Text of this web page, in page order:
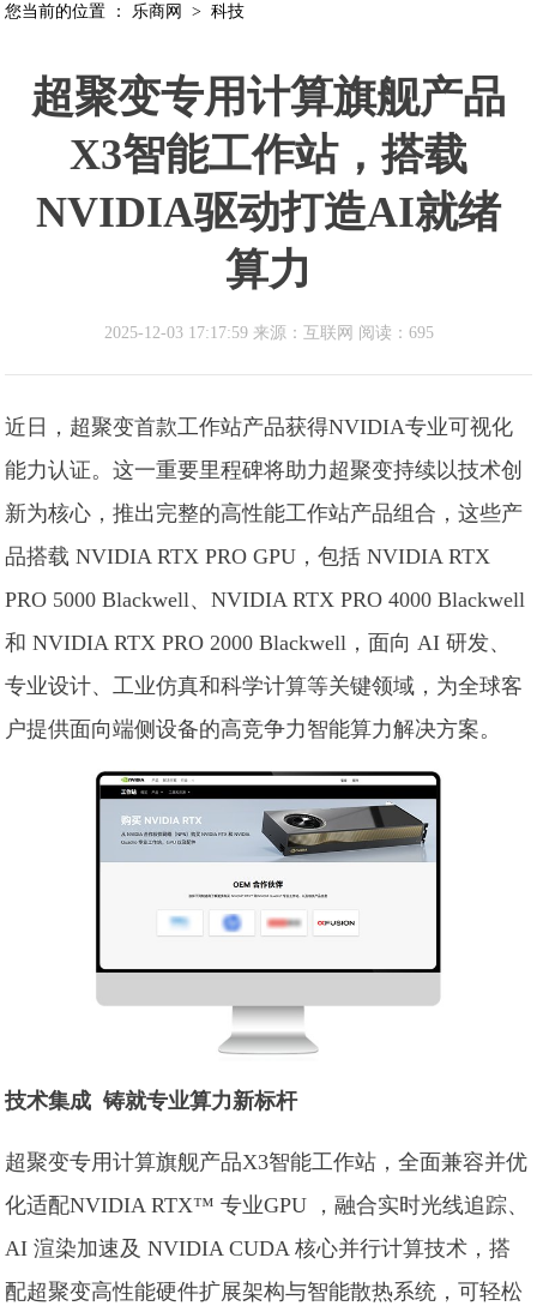
您当前的位置 ： 乐商网 >科技
超聚变专用计算旗舰产品
X3智能工作站，搭载
NVIDIA驱动打造AI就绪
算力
2025-12-03 17:17:59 来源：互联网 阅读：695
近日，超聚变首款工作站产品获得NVIDIA专业可视化
能力认证。这一重要里程碑将助力超聚变持续以技术创
新为核心，推出完整的高性能工作站产品组合，这些产
品搭载 NVIDIA RTX PRO GPU，包括 NVIDIA RTX
PRO 5000 Blackwell、NVIDIA RTX PRO 4000 Blackwell
和 NVIDIA RTX PRO 2000 Blackwell，面向 AI 研发、
专业设计、工业仿真和科学计算等关键领域，为全球客
户提供面向端侧设备的高竞争力智能算力解决方案。
技术集成 铸就专业算力新标杆
超聚变专用计算旗舰产品X3智能工作站，全面兼容并优
化适配NVIDIA RTX™ 专业GPU ，融合实时光线追踪、
AI 渲染加速及 NVIDIA CUDA 核心并行计算技术，搭
配超聚变高性能硬件扩展架构与智能散热系统，可轻松